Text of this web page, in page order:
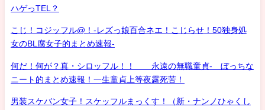
ハゲっTEL？
こじ！コジッフル@！-レズっ娘百合ネエ！こじらせ！50独身処
女のBL腐女子的まとめ速報-
何だ！何が？真・シロッフル！！ 永遠の無職童貞- ぼっちな
ニート的まとめ速報！一生童貞上等夜露死苦！
男装スケバン女子！スケッフルまっくす！（新・ナンノひゃくし